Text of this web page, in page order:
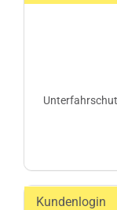
Kundenlogin